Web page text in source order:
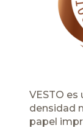
VESTO
densidad
papel